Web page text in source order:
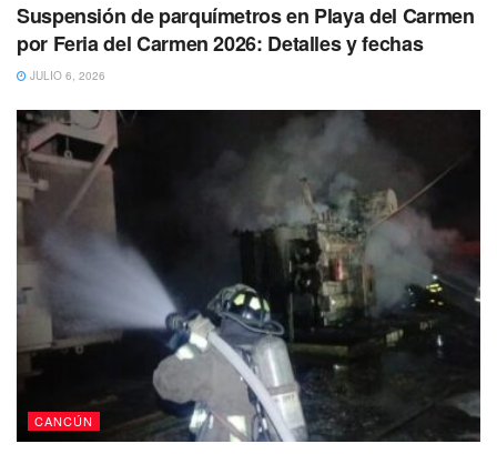
Suspensión de parquímetros en Playa del Carmen
por Feria del Carmen 2026: Detalles y fechas
JULIO 6, 2026
CANCÚN